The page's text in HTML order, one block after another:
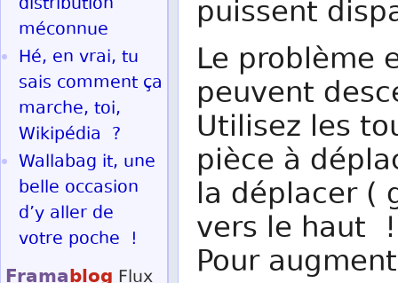
puissent
Le problème
peuvent
Utilisez les
pièce à
la déplacer (
vers le haut
Pour
méconnue
Hé, en vrai, tu
sais comment ça
marche, toi,
Wikipédia ?
Wallabag it, une
belle occasion
d’y aller de
votre poche !
Framablog